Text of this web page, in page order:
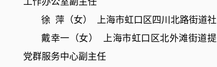
徐 萍（女）
上海市虹口区四川北路街道
戴幸一（女）
上海市虹口区北外滩街道
党群服务中心副主任